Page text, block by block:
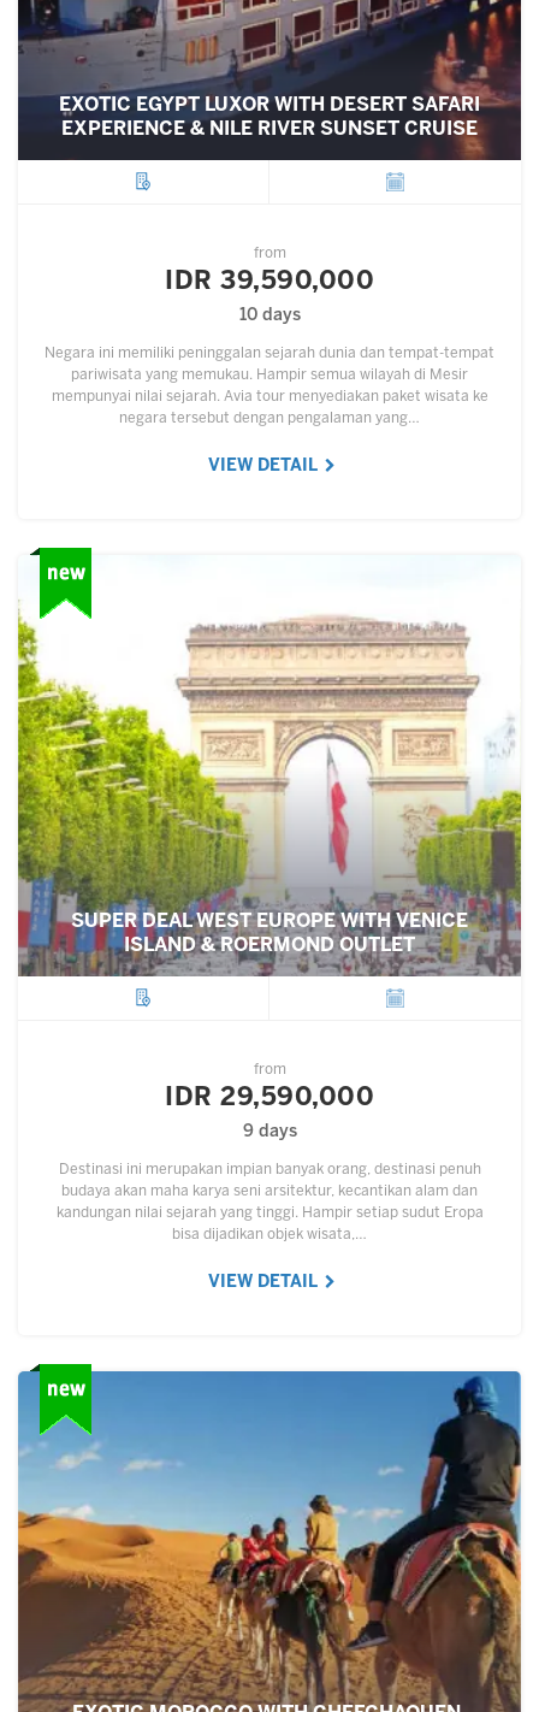
EXOTIC EGYPT LUXOR WITH DESERT SAFARI
EXPERIENCE & NILE RIVER SUNSET CRUISE
from
IDR 39,590,000
10 days
Negara ini memiliki peninggalan sejarah dunia dan tempat-tempat
pariwisata yang memukau. Hampir semua wilayah di Mesir
mempunyai nilai sejarah. Avia tour menyediakan paket wisata ke
negara tersebut dengan pengalaman yang…
VIEW DETAIL
SUPER DEAL WEST EUROPE WITH VENICE
ISLAND & ROERMOND OUTLET
from
IDR 29,590,000
9 days
Destinasi ini merupakan impian banyak orang, destinasi penuh
budaya akan maha karya seni arsitektur, kecantikan alam dan
kandungan nilai sejarah yang tinggi. Hampir setiap sudut Eropa
bisa dijadikan objek wisata,…
VIEW DETAIL